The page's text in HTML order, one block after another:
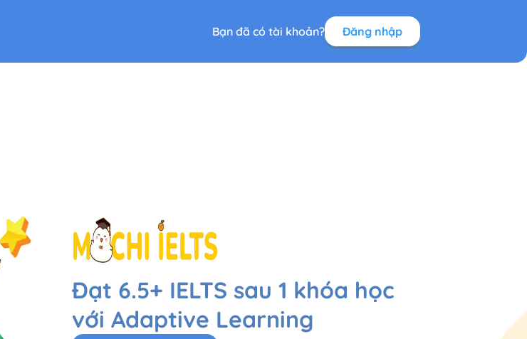
Bạn đã có tài khoản? Đăng nhập
Đạt 6.5+ IELTS sau 1 khóa học
với Adaptive Learning